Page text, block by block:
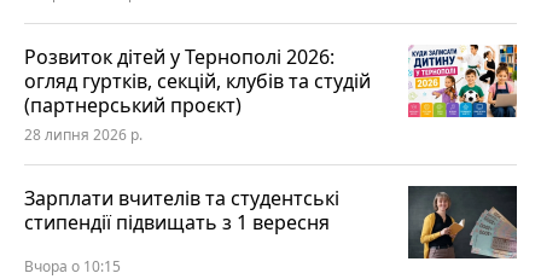
Розвиток дітей у Тернополі 2026:
огляд гуртків, секцій, клубів та студій
(партнерський проєкт)
28 липня 2026 р.
Зарплати вчителів та студентські
стипендії підвищать з 1 вересня
Вчора о 10:15